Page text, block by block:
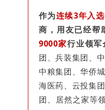
作为连续3年入
商 ，用友已经帮
9000家行业领军
团、兵装集团、
中粮集团、华侨
海医药、云投集
团、居然之家等